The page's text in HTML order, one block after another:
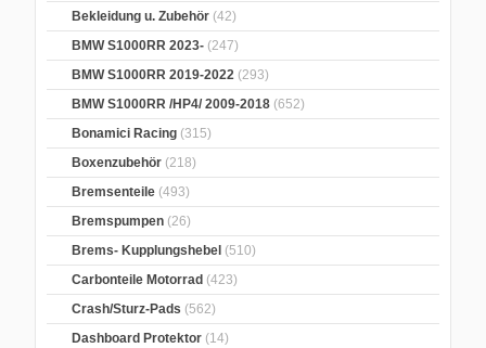
Bekleidung u. Zubehör (42)
BMW S1000RR 2023- (247)
BMW S1000RR 2019-2022 (293)
BMW S1000RR /HP4/ 2009-2018 (652)
Bonamici Racing (315)
Boxenzubehör (218)
Bremsenteile (493)
Bremspumpen (26)
Brems- Kupplungshebel (510)
Carbonteile Motorrad (423)
Crash/Sturz-Pads (562)
Dashboard Protektor (14)